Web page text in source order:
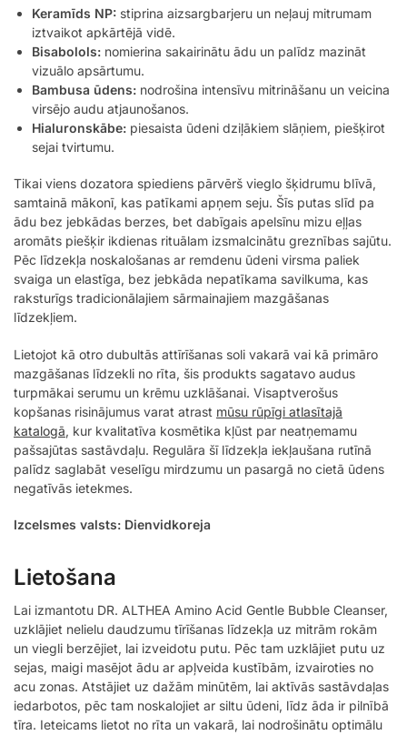
Keramīds NP: stiprina aizsargbarjeru un neļauj mitrumam
iztvaikot apkārtējā vidē.
Bisabolols: nomierina sakairinātu ādu un palīdz mazināt
vizuālo apsārtumu.
Bambusa ūdens: nodrošina intensīvu mitrināšanu un veicina
virsējo audu atjaunošanos.
Hialuronskābe: piesaista ūdeni dziļākiem slāņiem, piešķirot
sejai tvirtumu.
Tikai viens dozatora spiediens pārvērš vieglo šķidrumu blīvā,
samtainā mākonī, kas patīkami apņem seju. Šīs putas slīd pa
ādu bez jebkādas berzes, bet dabīgais apelsīnu mizu eļļas
aromāts piešķir ikdienas rituālam izsmalcinātu greznības sajūtu.
Pēc līdzekļa noskalošanas ar remdenu ūdeni virsma paliek
svaiga un elastīga, bez jebkāda nepatīkama savilkuma, kas
raksturīgs tradicionālajiem sārmainajiem mazgāšanas
līdzekļiem.
Lietojot kā otro dubultās attīrīšanas soli vakarā vai kā primāro
mazgāšanas līdzekli no rīta, šis produkts sagatavo audus
turpmākai serumu un krēmu uzklāšanai. Visaptverošus
kopšanas risinājumus varat atrast mūsu rūpīgi atlasītajā
katalogā, kur kvalitatīva kosmētika kļūst par neatņemamu
pašsajūtas sastāvdaļu. Regulāra šī līdzekļa iekļaušana rutīnā
palīdz saglabāt veselīgu mirdzumu un pasargā no cietā ūdens
negatīvās ietekmes.
Izcelsmes valsts: Dienvidkoreja
Lietošana
Lai izmantotu DR. ALTHEA Amino Acid Gentle Bubble Cleanser,
uzklājiet nelielu daudzumu tīrīšanas līdzekļa uz mitrām rokām
un viegli berzējiet, lai izveidotu putu. Pēc tam uzklājiet putu uz
sejas, maigi masējot ādu ar apļveida kustībām, izvairoties no
acu zonas. Atstājiet uz dažām minūtēm, lai aktīvās sastāvdaļas
iedarbotos, pēc tam noskalojiet ar siltu ūdeni, līdz āda ir pilnībā
tīra. Ieteicams lietot no rīta un vakarā, lai nodrošinātu optimālu